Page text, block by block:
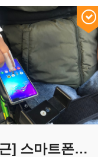
[컴퓨터 접근] 스마트폰 터치 보조기기